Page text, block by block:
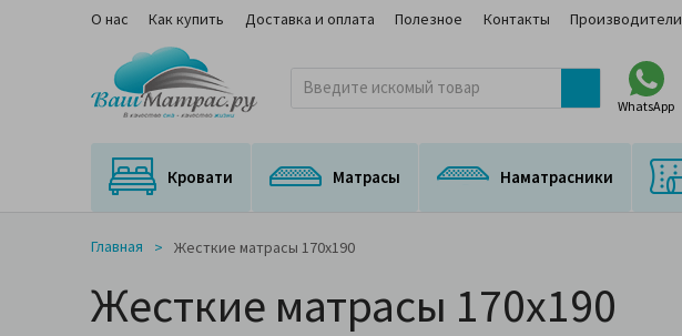
О нас Как купить Доставка и оплата Полезное Контакты Производители
WhatsApp
Кровати Матрасы Наматрасники
Главная Жесткие матрасы 170x190
Жесткие матрасы 170x190